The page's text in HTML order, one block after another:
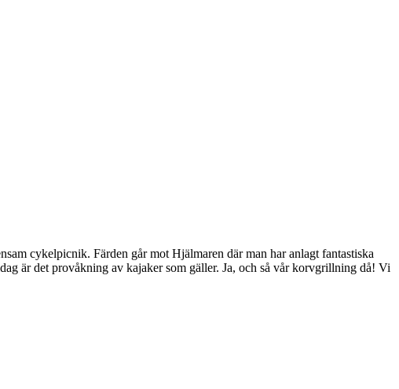
cykelpicnik. Färden går mot Hjälmaren där man har anlagt fantastiska
är det provåkning av kajaker som gäller. Ja, och så vår korvgrillning då! Vi